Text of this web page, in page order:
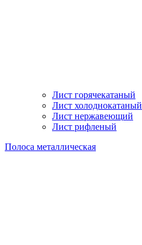
Лист горячекатаный
Лист холоднокатаный
Лист нержавеющий
Лист рифленый
Полоса металлическая